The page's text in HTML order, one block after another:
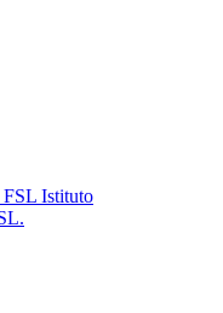
FSL Istituto